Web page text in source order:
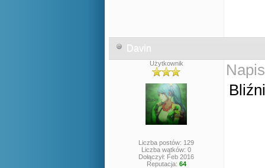
Davin
Użytkownik
Liczba postów: 129
Liczba wątków: 0
Dołączył: Feb 2016
Reputacja: 64